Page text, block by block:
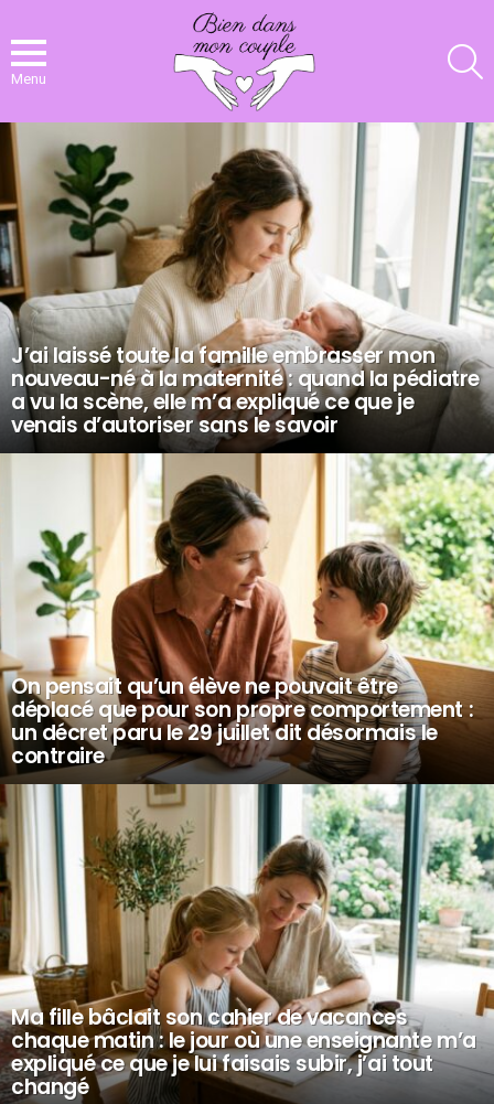
Menu
NOS
DERNIERS
ARTICLES
J’ai laissé toute la famille embrasser mon
nouveau-né à la maternité : quand la pédiatre
a vu la scène, elle m’a expliqué ce que je
venais d’autoriser sans le savoir
On pensait qu’un élève ne pouvait être
déplacé que pour son propre comportement :
un décret paru le 29 juillet dit désormais le
contraire
Ma fille bâclait son cahier de vacances
chaque matin : le jour où une enseignante m’a
expliqué ce que je lui faisais subir, j’ai tout
changé